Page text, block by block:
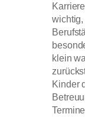
klein
Kinder